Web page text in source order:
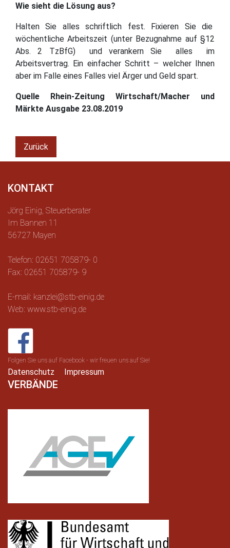
Wie sieht die Lösung aus?
Halten Sie alles schriftlich fest. Fixieren Sie die
wöchentliche Arbeitszeit (unter Bezugnahme auf §12
Abs. 2 TzBfG) und verankern Sie alles im
Arbeitsvertrag. Ein einfacher Schritt – welcher Ihnen
aber im Falle eines Falles viel Ärger und Geld spart.
Quelle Rhein-Zeitung Wirtschaft/Macher und
Märkte Ausgabe 23.08.2019
Zurück
KONTAKT
Jörg Einig, Steuerberater
Im Bannen 11
56727 Mayen
Telefon: 02651 705879- 0
Fax: 02651 705879- 9
E-mail: kanzlei@stb-einig.de
Web: www.stb-einig.de
Folgen Sie uns auf Facebook - wir freuen uns auf Sie!
Datenschutz Impressum
VERBÄNDE